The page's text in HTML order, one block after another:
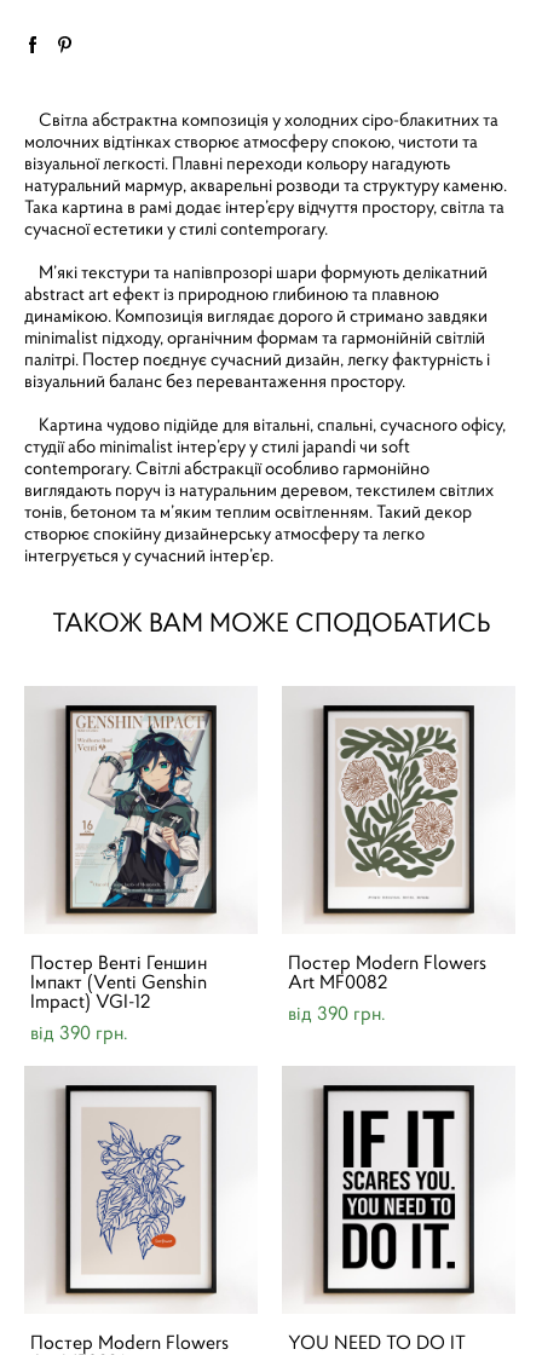
Світла абстрактна композиція у холодних сіро-блакитних та
молочних відтінках створює атмосферу спокою, чистоти та
візуальної легкості. Плавні переходи кольору нагадують
натуральний мармур, акварельні розводи та структуру каменю.
Така картина в рамі додає інтер’єру відчуття простору, світла та
сучасної естетики у стилі contemporary.
М’які текстури та напівпрозорі шари формують делікатний
abstract art ефект із природною глибиною та плавною
динамікою. Композиція виглядає дорого й стримано завдяки
minimalist підходу, органічним формам та гармонійній світлій
палітрі. Постер поєднує сучасний дизайн, легку фактурність і
візуальний баланс без перевантаження простору.
Картина чудово підійде для вітальні, спальні, сучасного офісу,
студії або minimalist інтер’єру у стилі japandi чи soft
contemporary. Світлі абстракції особливо гармонійно
виглядають поруч із натуральним деревом, текстилем світлих
тонів, бетоном та м’яким теплим освітленням. Такий декор
створює спокійну дизайнерську атмосферу та легко
інтегрується у сучасний інтер’єр.
ТАКОЖ ВАМ МОЖЕ СПОДОБАТИСЬ
Постер Венті Геншин
Імпакт (Venti Genshin
Impact) VGI-12
від 390 грн.
Постер Modern Flowers
Art MF0082
від 390 грн.
Постер Modern Flowers
YOU NEED TO DO IT